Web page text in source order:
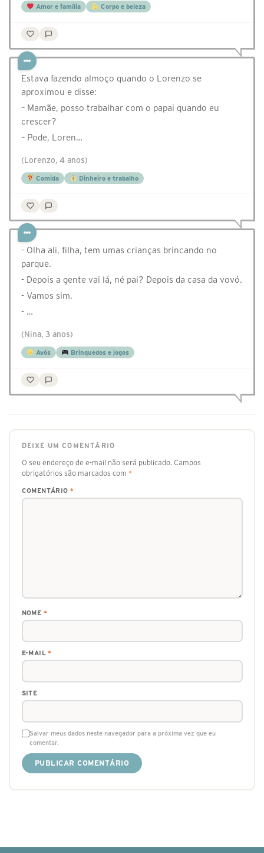
Amor e família Corpo e beleza
Estava fazendo almoço quando o Lorenzo se
aproximou e disse:
– Mamãe, posso trabalhar com o papai quando eu
crescer?
– Pode, Loren…
(Lorenzo, 4 anos)
Comida Dinheiro e trabalho
- Olha ali, filha, tem umas crianças brincando no
parque.
- Depois a gente vai lá, né pai? Depois da casa da vovó.
- Vamos sim.
- …
(Nina, 3 anos)
Avós Brinquedos e jogos
DEIXE UM COMENTÁRIO
O seu endereço de e-mail não será publicado. Campos
obrigatórios são marcados com *
COMENTÁRIO *
NOME *
E-MAIL*
SITE
Salvar meus dados neste navegador para a próxima vez que eu
comentar.